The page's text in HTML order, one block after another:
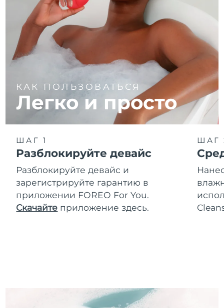
КАК ПОЛЬЗОВАТЬСЯ
Легко и просто
ШАГ 1
Разблокируйте девайс
Разблокируйте девайс и
зарегистрируйте гарантию в
приложении FOREO For You.
Скачайте приложение здесь.
ШАГ